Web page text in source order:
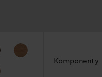
Komponenty